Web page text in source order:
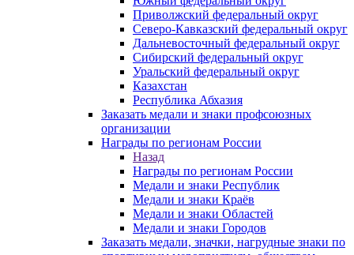
Приволжский федеральный округ
Северо-Кавказский федеральный округ
Дальневосточный федеральный округ
Сибирский федеральный округ
Уральский федеральный округ
Казахстан
Республика Абхазия
Заказать медали и знаки профсоюзных
организации
Награды по регионам России
Назад
Награды по регионам России
Медали и знаки Республик
Медали и знаки Краёв
Медали и знаки Областей
Медали и знаки Городов
Заказать медали, значки, нагрудные знаки по